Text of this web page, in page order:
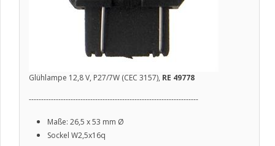
Glühlampe 12,8 V, P27/7W (CEC 3157), RE 49778
---------------------------------------------------------------------
Maße: 26,5 x 53 mm Ø
Sockel W2,5x16q